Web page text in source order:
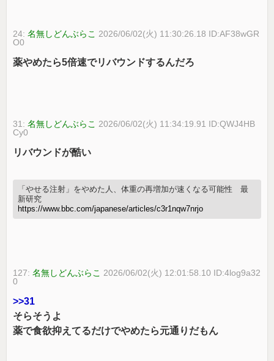
24:名無しどんぶらこ 2026/06/02(火) 11:30:26.18 ID:AF38wGR
O0
薬やめたら5倍速でリバウンドするんだろ
31:名無しどんぶらこ 2026/06/02(火) 11:34:19.91 ID:QWJ4HB
Cy0
リバウンドが酷い
「やせる注射」をやめた人、体重の再増加が速くなる可能性 最
新研究
https://www.bbc.com/japanese/articles/c3r1nqw7nrjo
127:名無しどんぶらこ 2026/06/02(火) 12:01:58.10 ID:4log9a32
0
>>31
そらそうよ
薬で食欲抑えてるだけでやめたら元通りだもん